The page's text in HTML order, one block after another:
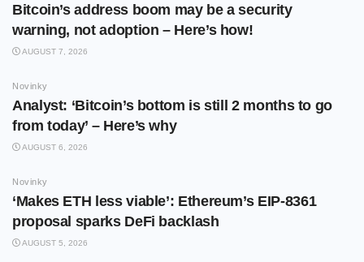
Bitcoin’s address boom may be a security
warning, not adoption – Here’s how!
AUGUST 7, 2026
Novinky
Analyst: ‘Bitcoin’s bottom is still 2 months to go
from today’ – Here’s why
AUGUST 6, 2026
Novinky
‘Makes ETH less viable’: Ethereum’s EIP-8361
proposal sparks DeFi backlash
AUGUST 5, 2026